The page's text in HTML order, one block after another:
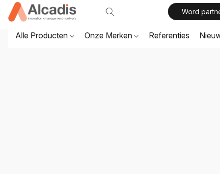
Word
Alle Producten Onze Merken Referenties